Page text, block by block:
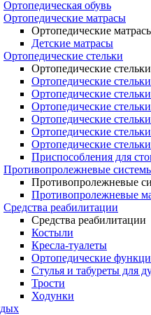
Ортопедическая обувь
Ортопедические матрасы
Ортопедические
Детские матрасы
Ортопедические стельки
Ортопедические стельки
Ортопедические
Ортопедические
Ортопедические
Ортопедические
Ортопедические
Ортопедические
Приспособления для
Противопролежневые
Противопролежневые
Противопролежневые
Средства реабилитации
Средства реабилитации
Костыли
Кресла-туалеты
Ортопедические
Стулья и табуреты для
Трости
Ходунки